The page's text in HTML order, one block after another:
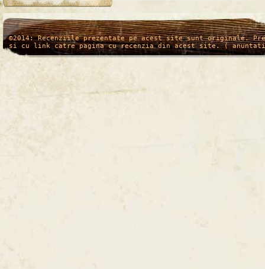
/* */
©2014: Recenziile prezentate pe acest site sunt originale.
si cu link catre pagina cu recenzia din acest site. (